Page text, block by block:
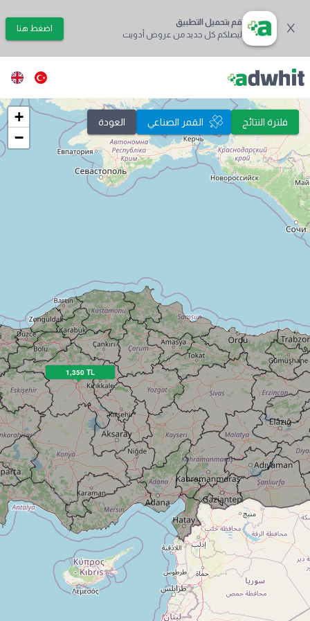
قم بتحميل التطبيق
ليصلكم كل جديد من عروض أدويت
اضغط هنا
1,350 TL
+
−
فلترة النتائج القمر الصناعي العودة